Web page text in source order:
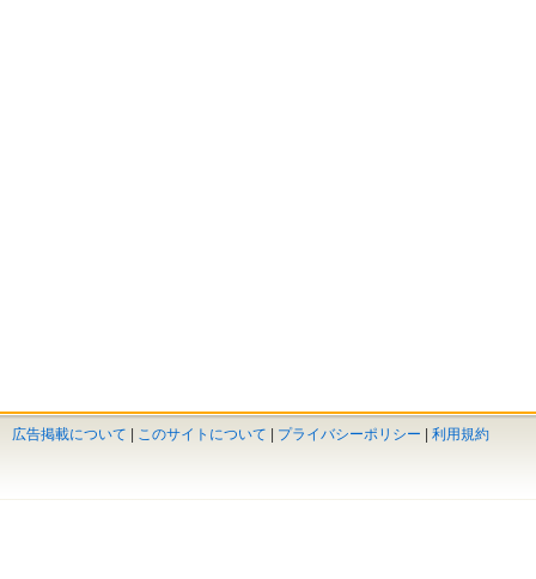
広告掲載について このサイトについて プライバシーポリシー 利用規約